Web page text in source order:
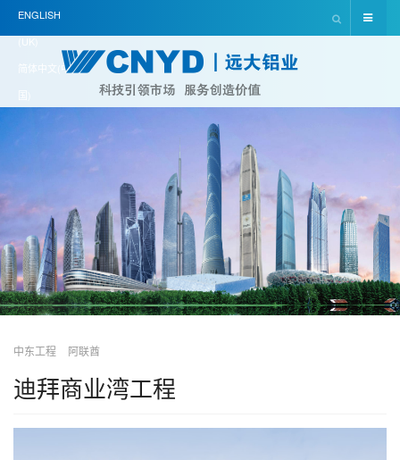
ENGLISH
(UK)
简体中文(中
国)
中东工程 阿联酋
迪拜商业湾工程